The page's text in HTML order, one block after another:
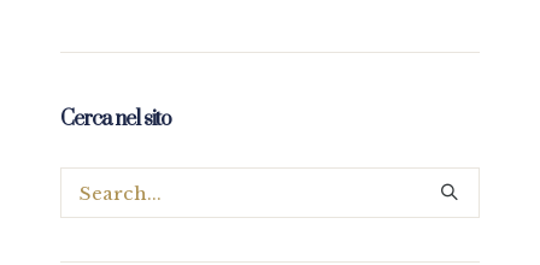
Cerca nel sito